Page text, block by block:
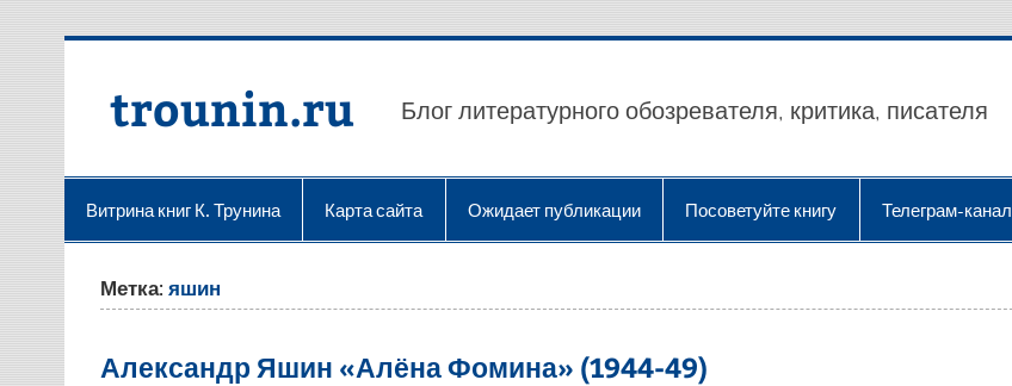
Перейти
trounin.ru Блог литературного обозревателя, критика, писателя
Витрина книг К. Трунина Карта сайта Ожидает публикации Посоветуйте книгу Телеграм-канал
Метка:яшин
Александр Яшин «Алёна Фомина» (1944-49)